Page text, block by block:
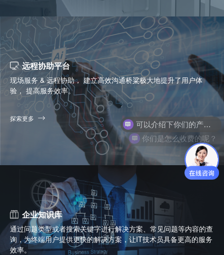
远程协助平台
现场服务 & 远程协助， 建立高效沟通桥粱极大地提升了用户体
验， 提高服务效率。
探索更多
企业知识库
通过问题类型或者搜索关键字进行解决方案、常见问题等内容的查
询，为终端用户提供更快的解决方案，让IT技术员具备更高的服务
效率。
你们是怎么收费的呢？